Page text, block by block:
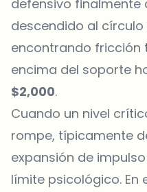
defensivo finalmente
descendido al
encontrando fricción
encima del soporte
$2,000.
Cuando un nivel
rompe, típicamente
expansión de
límite psicológico. En